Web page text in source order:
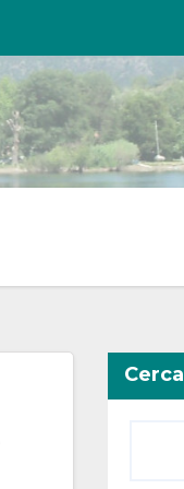
Cerca